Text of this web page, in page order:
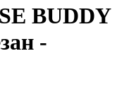
BUDDY
-